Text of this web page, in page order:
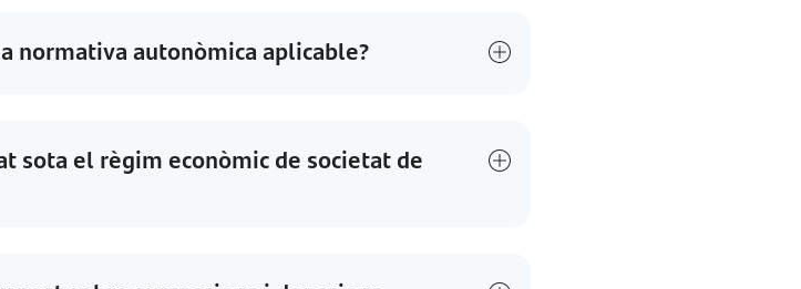
normativa autonòmica aplicable?
sota el règim econòmic de societat de